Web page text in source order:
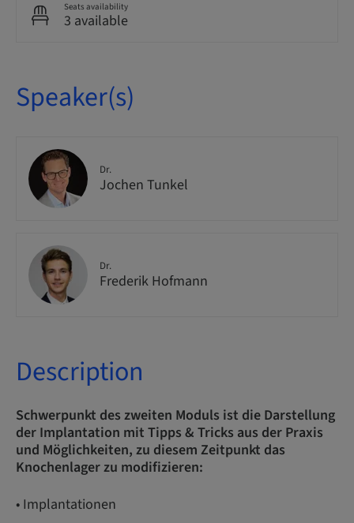
Seats availability
3 available
Speaker(s)
Dr.
Jochen Tunkel
Dr.
Frederik Hofmann
Description
Schwerpunkt des zweiten Moduls ist die Darstellung
der Implantation mit Tipps & Tricks aus der Praxis
und Möglichkeiten, zu diesem Zeitpunkt das
Knochenlager zu modifizieren:
• Implantationen